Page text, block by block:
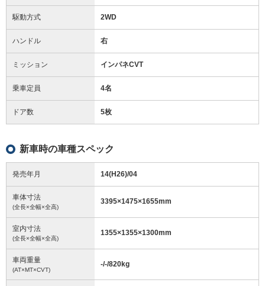
駆動方式 2WD
ハンドル 右
ミッション インパネCVT
乗車定員 4名
ドア数 5枚
新車時の車種スペック
発売年月 14(H26)/04
車体寸法
(全長×全幅×全高)
3395×1475×1655mm
室内寸法
(全長×全幅×全高)
1355×1355×1300mm
車両重量
(AT×MT×CVT)
-/-/820kg